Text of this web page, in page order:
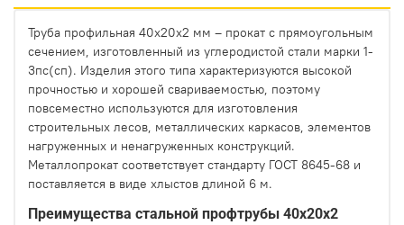
Труба профильная 40х20х2 мм – прокат с прямоугольным
сечением, изготовленный из углеродистой стали марки 1-
3пс(сп). Изделия этого типа характеризуются высокой
прочностью и хорошей свариваемостью, поэтому
повсеместно используются для изготовления
строительных лесов, металлических каркасов, элементов
нагруженных и ненагруженных конструкций.
Металлопрокат соответствует стандарту ГОСТ 8645-68 и
поставляется в виде хлыстов длиной 6 м.
Преимущества стальной профтрубы 40х20х2